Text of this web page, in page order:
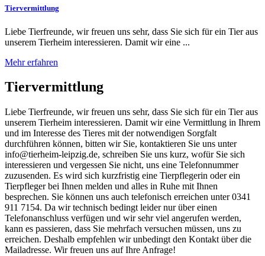
Tiervermittlung
Liebe Tierfreunde, wir freuen uns sehr, dass Sie sich für ein Tier aus
unserem Tierheim interessieren. Damit wir eine ...
Mehr erfahren
Tiervermittlung
Liebe Tierfreunde, wir freuen uns sehr, dass Sie sich für ein Tier aus
unserem Tierheim interessieren. Damit wir eine Vermittlung in Ihrem
und im Interesse des Tieres mit der notwendigen Sorgfalt
durchführen können, bitten wir Sie, kontaktieren Sie uns unter
info@tierheim-leipzig.de, schreiben Sie uns kurz, wofür Sie sich
interessieren und vergessen Sie nicht, uns eine Telefonnummer
zuzusenden. Es wird sich kurzfristig eine Tierpflegerin oder ein
Tierpfleger bei Ihnen melden und alles in Ruhe mit Ihnen
besprechen. Sie können uns auch telefonisch erreichen unter 0341
911 7154. Da wir technisch bedingt leider nur über einen
Telefonanschluss verfügen und wir sehr viel angerufen werden,
kann es passieren, dass Sie mehrfach versuchen müssen, uns zu
erreichen. Deshalb empfehlen wir unbedingt den Kontakt über die
Mailadresse. Wir freuen uns auf Ihre Anfrage!